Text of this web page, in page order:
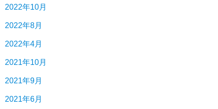
2022年10月
2022年8月
2022年4月
2021年10月
2021年9月
2021年6月